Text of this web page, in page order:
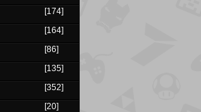
[174]
[164]
[86]
[135]
[352]
[20]